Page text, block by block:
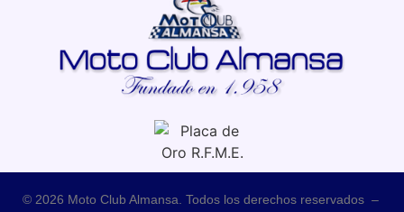
© 2026 Moto Club Almansa. Todos los derechos reservados –